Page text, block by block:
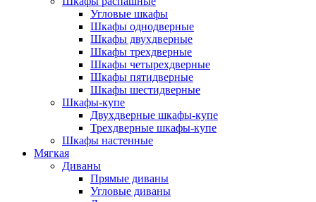
Угловые шкафы
Шкафы однодверные
Шкафы двухдверные
Шкафы трехдверные
Шкафы четырехдверные
Шкафы пятидверные
Шкафы шестидверные
Шкафы-купе
Двухдверные шкафы-купе
Трехдверные шкафы-купе
Шкафы настенные
Мягкая
Диваны
Прямые диваны
Угловые диваны